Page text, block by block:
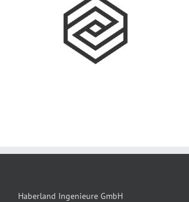
Haberland Ingenieure GmbH